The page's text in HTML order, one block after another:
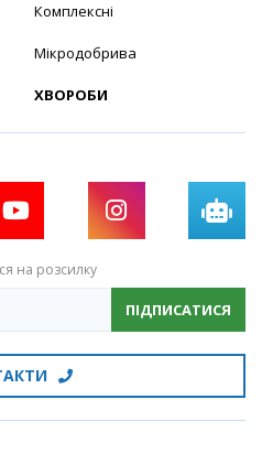
Комплексні
Мікродобрива
ХВОРОБИ
на розсилку
ПІДПИСАТИСЯ